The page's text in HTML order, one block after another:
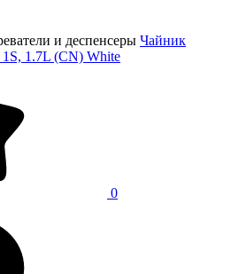
и деспенсеры Чайник
1.7L (CN) White
0